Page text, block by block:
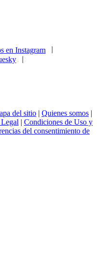
|
del sitio | Quienes somos |
| Condiciones de Uso y
del consentimiento de